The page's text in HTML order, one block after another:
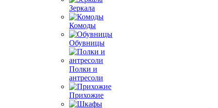
Зеркала
Комоды
Обувницы
Полки и
антресоли
Прихожие